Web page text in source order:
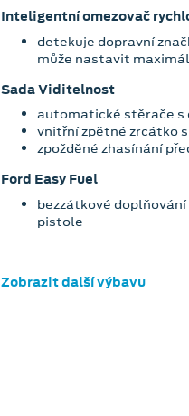
Inteligentní omezovač
detekuje dopravní
může nastavit
Sada Viditelnost
automatické stěrače s
vnitřní zpětné zrcátko
zpožděné zhasínání
Ford Easy Fuel
bezzátkové
pistole
Zobrazit další výbavu